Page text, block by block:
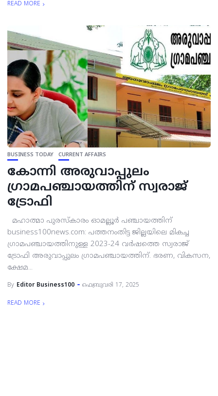
READ MORE
BUSINESS TODAY CURRENT AFFAIRS
കോന്നി അരുവാപ്പുലം
ഗ്രാമപഞ്ചായത്തിന് സ്വരാജ്
ട്രോഫി
മഹാത്മാ പുരസ്‌കാരം ഓമല്ലൂര്‍ പഞ്ചായത്തിന്
business100news.com: പത്തനംതിട്ട ജില്ലയിലെ മികച്ച
ഗ്രാമപഞ്ചായത്തിനുള്ള 2023-24 വര്‍ഷത്തെ സ്വരാജ്
ട്രോഫി അരുവാപ്പുലം ഗ്രാമപഞ്ചായത്തിന്. ഭരണ, വികസന,
ക്ഷേമ...
By Editor Business100 ഫെബ്രുവരി 17, 2025
READ MORE